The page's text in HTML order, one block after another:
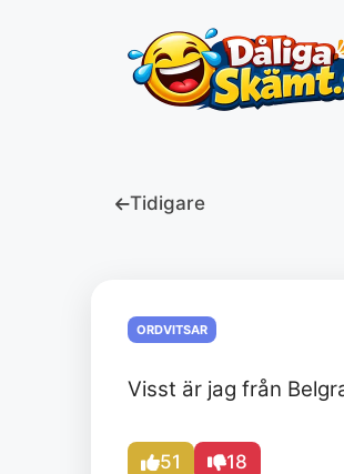
Tidigare
ORDVITSAR
Visst är jag från
51 18